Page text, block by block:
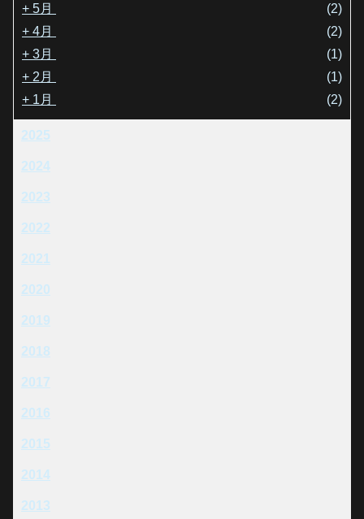
+ 5月
(2)
+ 4月
(2)
+ 3月
(1)
+ 2月
(1)
+ 1月 (2)
2025
2024
2023
2022
2021
2020
2019
2018
2017
2016
2015
2014
2013